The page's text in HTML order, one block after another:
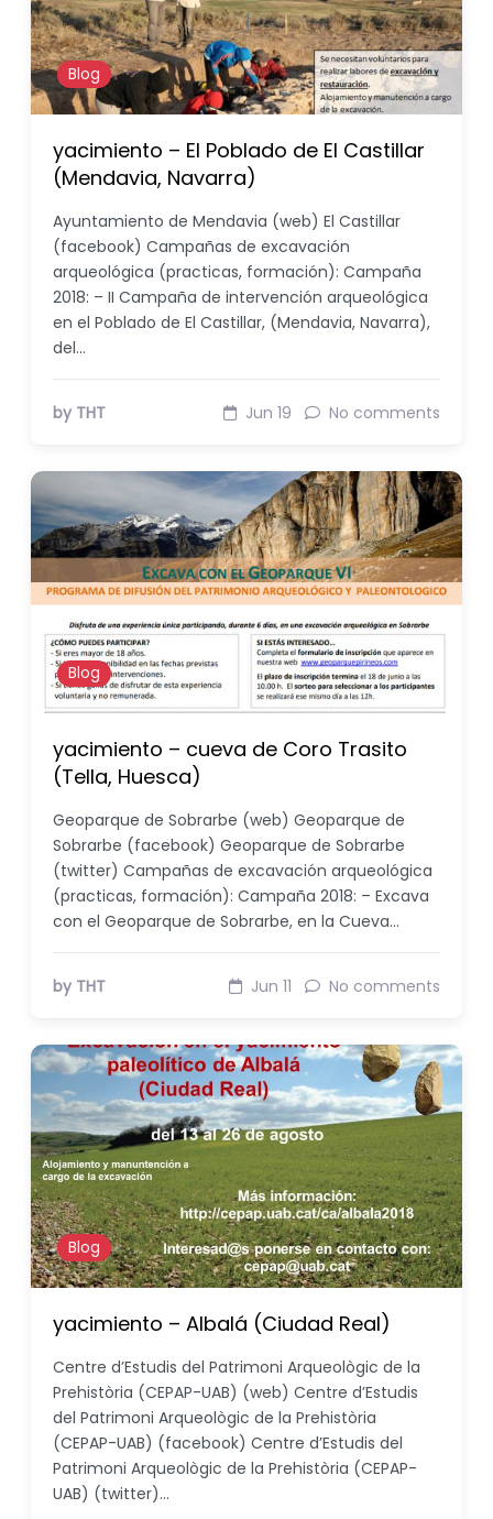
Blog
yacimiento – El Poblado de El Castillar
(Mendavia, Navarra)
Ayuntamiento de Mendavia (web) El Castillar
(facebook) Campañas de excavación
arqueológica (practicas, formación): Campaña
2018: – II Campaña de intervención arqueológica
en el Poblado de El Castillar, (Mendavia, Navarra),
del…
by THT Jun 19 No comments
Blog
yacimiento – cueva de Coro Trasito
(Tella, Huesca)
Geoparque de Sobrarbe (web) Geoparque de
Sobrarbe (facebook) Geoparque de Sobrarbe
(twitter) Campañas de excavación arqueológica
(practicas, formación): Campaña 2018: – Excava
con el Geoparque de Sobrarbe, en la Cueva…
by THT Jun 11 No comments
Blog
yacimiento – Albalá (Ciudad Real)
Centre d’Estudis del Patrimoni Arqueològic de la
Prehistòria (CEPAP-UAB) (web) Centre d’Estudis
del Patrimoni Arqueològic de la Prehistòria
(CEPAP-UAB) (facebook) Centre d’Estudis del
Patrimoni Arqueològic de la Prehistòria (CEPAP-
UAB) (twitter)…